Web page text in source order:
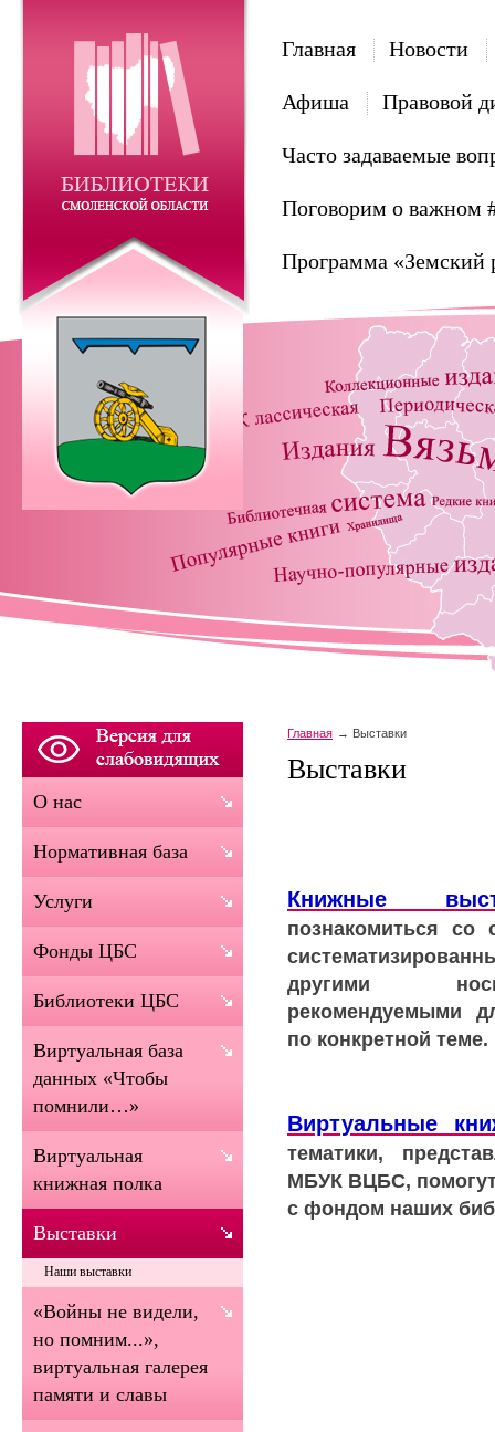
Главная Новости
Афиша Правовой
Часто задаваемые
Поговорим о важном
Программа «Земский
Главная Выставки
Выставки
Книжные
познакомиться со
другими
рекомендуемыми
по конкретной теме.
Виртуальные
тематики,
МБУК ВЦБС,
с фондом наших
О нас
Нормативная база
Услуги
Фонды ЦБС
Библиотеки ЦБС
Виртуальная база
данных «Чтобы
помнили…»
Виртуальная
книжная полка
Выставки
Наши выставки
«Войны не видели,
но помним...»,
виртуальная галерея
памяти и славы